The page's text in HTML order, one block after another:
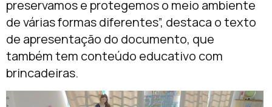
preservamos e protegemos o meio ambiente
de várias formas diferentes”, destaca o texto
de apresentação do documento, que
também tem conteúdo educativo com
brincadeiras.